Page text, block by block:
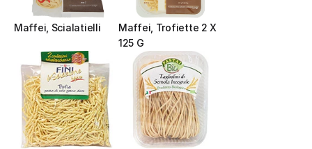
Maffei, Scialatielli
Maffei, Trofiette 2 X
125 G